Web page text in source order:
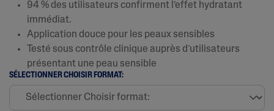
94 % des utilisateurs confirment l’effet hydratant
immédiat.
Application douce pour les peaux sensibles
Testé sous contrôle clinique auprès d’utilisateurs
présentant une peau sensible
SÉLECTIONNER CHOISIR FORMAT: